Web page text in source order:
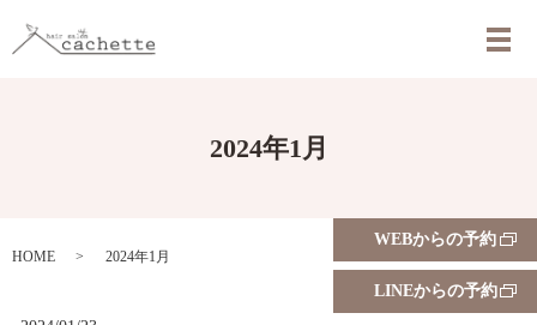
メ
WEBからの予約
LINEからの予約
2024年1月
HOME 2024年1月